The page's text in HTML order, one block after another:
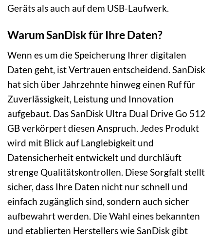
Geräts als auch auf dem USB-Laufwerk.
Warum SanDisk für Ihre Daten?
Wenn es um die Speicherung Ihrer digitalen
Daten geht, ist Vertrauen entscheidend. SanDisk
hat sich über Jahrzehnte hinweg einen Ruf für
Zuverlässigkeit, Leistung und Innovation
aufgebaut. Das SanDisk Ultra Dual Drive Go 512
GB verkörpert diesen Anspruch. Jedes Produkt
wird mit Blick auf Langlebigkeit und
Datensicherheit entwickelt und durchläuft
strenge Qualitätskontrollen. Diese Sorgfalt stellt
sicher, dass Ihre Daten nicht nur schnell und
einfach zugänglich sind, sondern auch sicher
aufbewahrt werden. Die Wahl eines bekannten
und etablierten Herstellers wie SanDisk gibt